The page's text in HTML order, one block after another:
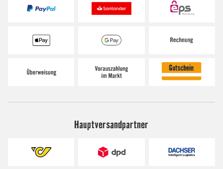
Hauptversandpartner